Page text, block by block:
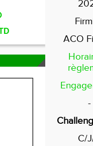
ACO
-
C/